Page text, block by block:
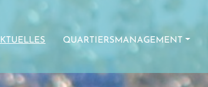
QUARTIERSMANAGEMENT